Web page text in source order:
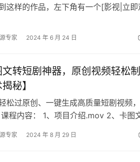
这样的作品，左下角有一个[影视|立
专家 2024 年 6 月 24 日
转短剧神器，原创视频轻松
秘】
松过原创、一键生成高质量短剧视频
程内容： 1、项目介绍.mov 2、卡图
专家 2024 年 8 月 29 日